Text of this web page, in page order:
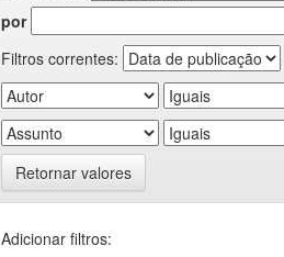
por
Filtros correntes:
Retornar valores
Adicionar filtros: